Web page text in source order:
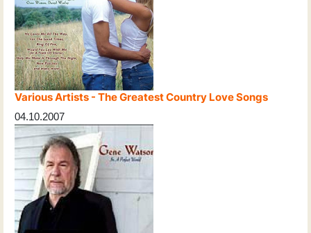
Various Artists - The Greatest Country Love Songs
04.10.2007